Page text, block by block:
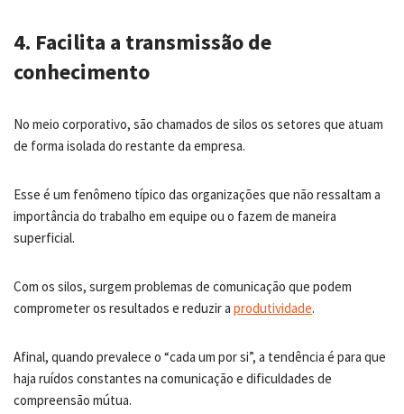
4. Facilita a transmissão de
conhecimento
No meio corporativo, são chamados de silos os setores que atuam
de forma isolada do restante da empresa.
Esse é um fenômeno típico das organizações que não ressaltam a
importância do trabalho em equipe ou o fazem de maneira
superficial.
Com os silos, surgem problemas de comunicação que podem
comprometer os resultados e reduzir a produtividade.
Afinal, quando prevalece o “cada um por si”, a tendência é para que
haja ruídos constantes na comunicação e dificuldades de
compreensão mútua.